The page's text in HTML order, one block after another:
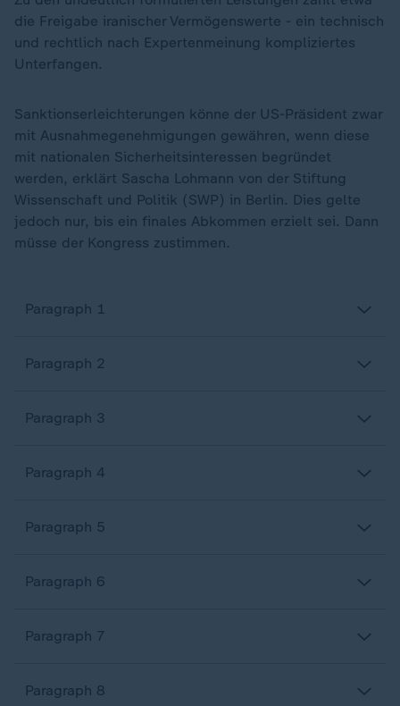
die Freigabe iranischer Vermögenswerte - ein technisch
und rechtlich nach Expertenmeinung kompliziertes
Unterfangen.
Sanktionserleichterungen könne der US-Präsident zwar
mit Ausnahmegenehmigungen gewähren, wenn diese
mit nationalen Sicherheitsinteressen begründet
werden, erklärt Sascha Lohmann von der Stiftung
Wissenschaft und Politik (SWP) in Berlin. Dies gelte
jedoch nur, bis ein finales Abkommen erzielt sei. Dann
müsse der Kongress zustimmen.
Paragraph 1
Paragraph 2
Paragraph 3
Paragraph 4
Paragraph 5
Paragraph 6
Paragraph 7
Paragraph 8